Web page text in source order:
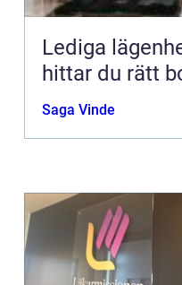
Lediga
hittar du rätt
Saga Vinde